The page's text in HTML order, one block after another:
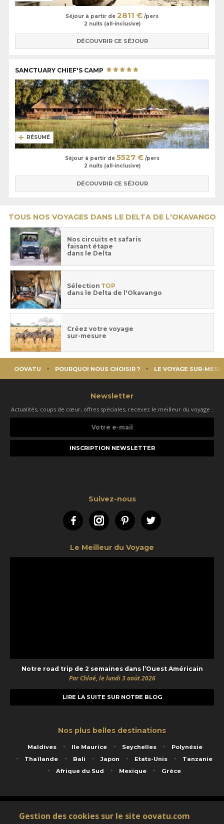
Séjour à partir de 2811 € /pers
2 nuits (all-inclusive)
DÉCOUVRIR CE SÉJOUR
SANCTUARY CHIEF'S CAMP
RÉSUMÉ
Séjour à partir de 5527 €/pers
2 nuits (all-inclusive)
DÉCOUVRIR CE SÉJOUR
TOUS NOS VOYAGES DANS LE DELTA DE L'OKAVANGO
Nos circuits et safaris
faisant étape
dans le Delta
Sélection TOP
dans le Delta de l'Okavango
Créez votre voyage
sur-mesure
OOVATU POURQUOI NOUS CHOISIR ? LE VOYAGE SUR-
Newsletter
Actualités, coups de cœur, offres spéciales, recevez le meilleur du voyage :
e-
Suivez-nous
FacebookInstagramPinterestTwitter
Le Meilleur du Voyage
Notre road trip de 2 semaines dans l’Ouest Américain
Par Chloé, le lundi 3 août 2026
LIRE LA SUITE SUR NOTRE BLOG
Nos plus belles destinations
Maldives Ile Maurice Seychelles
Polynésie
Thaïlande
Bali Japon Etats-Unis
Tanzanie
Afrique du Sud
Mexique Grèce
Service animé par Nautil Voyages - 22 rue Georges Picquart 75017 Paris - S.A.S
au capital de 155 696 euros - RCS Paris B 423 671 973 - Code APE 7911Z
Gestion des cookies sur le site oovatu.com